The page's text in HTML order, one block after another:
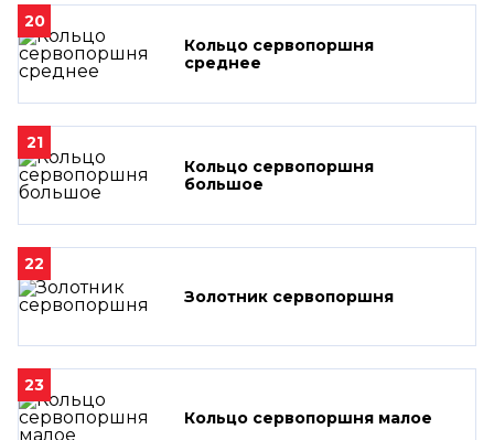
20
Кольцо сервопоршня
среднее
21
Кольцо сервопоршня
большое
22
Золотник сервопоршня
23
Кольцо сервопоршня малое